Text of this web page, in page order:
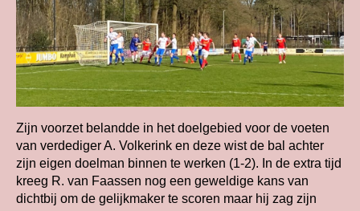
Zijn voorzet belandde in het doelgebied voor de voeten
van verdediger A. Volkerink en deze wist de bal achter
zijn eigen doelman binnen te werken (1-2). In de extra tijd
kreeg R. van Faassen nog een geweldige kans van
dichtbij om de gelijkmaker te scoren maar hij zag zijn